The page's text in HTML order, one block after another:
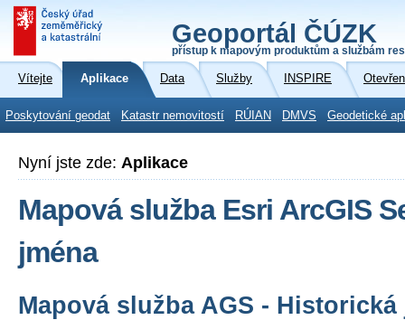
Geoportál ČÚZK
přístup k mapovým produktům a službám
Vítejte Aplikace Data Služby INSPIRE
Poskytování geodat Katastr nemovitostí RÚIAN DMVS Geodetické
Nyní jste zde: Aplikace
Mapová služba Esri ArcGIS
jména
Mapová služba AGS - Historická